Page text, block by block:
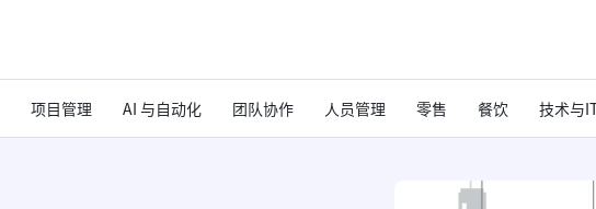
项目管理 AI 与自动化 团队协作 人员管理 零售 餐饮 技术与